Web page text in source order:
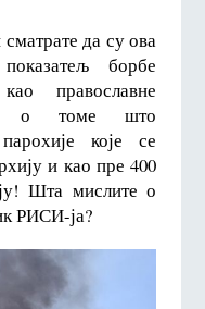
да су ова
борбе
православне
о томе што
које се
и као пре 400
Шта мислите о
РИСИ-ја?